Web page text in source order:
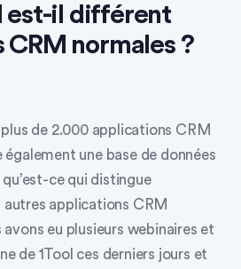
est-il différent
CRM normales ?
de 2.000 applications CRM
une base de données
ce qui distingue
autres applications CRM
eu plusieurs webinaires et
de 1Tool ces derniers jours et